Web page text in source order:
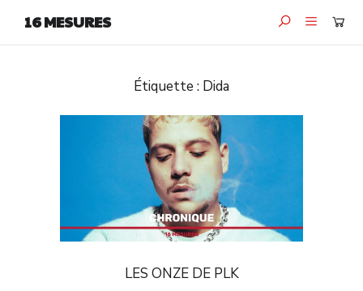
16 MESURES
Étiquette : Dida
LES ONZE DE PLK